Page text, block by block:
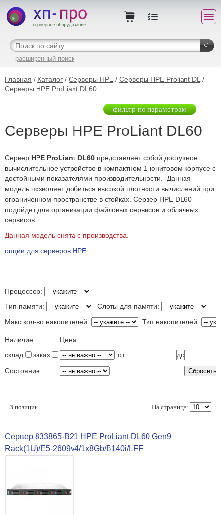
расширенный поиск
Главная / Каталог / Серверы HPE / Серверы HPE Proliant DL /
Серверы HPE ProLiant DL60
фильтр по параметрам
Серверы HPE ProLiant DL60
Сервер HPE ProLiant DL60 представляет собой доступное
вычислительное устройство в компактном 1-юнитовом корпусе с
достойными показателями производительности. Данная
модель позволяет добиться высокой плотности вычислений при
ограниченном пространстве в стойках. Сервер HPE DL60
подойдет для организации файловых сервисов и облачных
сервисов.
Данная модель снята с производства.
опции для серверов HPE
Процессор:
Тип памяти:
Слоты для памяти:
Макс кол-во накопителей:
Тип накопителей:
Наличие:
Цена:
склад
заказ от
до
Состояние:
3 позиции На странице:
Сервер 833865-B21 HPE ProLiant DL60 Gen9
Rack(1U)/E5-2609v4/1x8Gb/B140i/LFF